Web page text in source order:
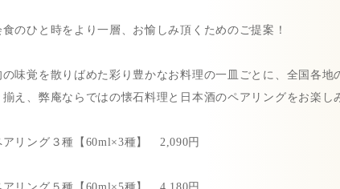
食のひと時をより一層、お愉しみ頂くためのご提案！
の味覚を散りばめた彩り豊かなお料理の一皿ごとに、全国各地
揃え、弊庵ならではの懐石料理と日本酒のペアリングをお楽し
アリング３種【60ml×3種】 2,090円